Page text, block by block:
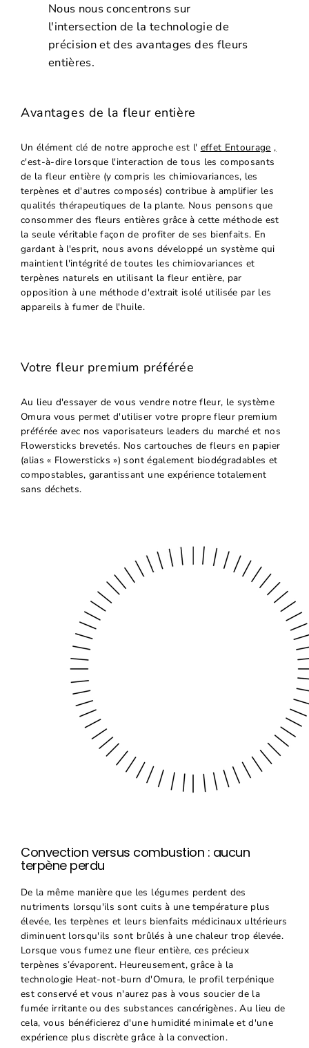
Nous nous concentrons sur
l'intersection de la technologie de
précision et des avantages des fleurs
entières.
Avantages de la fleur entière
Un élément clé de notre approche est l' effet Entourage ,
c'est-à-dire lorsque l'interaction de tous les composants
de la fleur entière (y compris les chimiovariances, les
terpènes et d'autres composés) contribue à amplifier les
qualités thérapeutiques de la plante. Nous pensons que
consommer des fleurs entières grâce à cette méthode est
la seule véritable façon de profiter de ses bienfaits. En
gardant à l'esprit, nous avons développé un système qui
maintient l'intégrité de toutes les chimiovariances et
terpènes naturels en utilisant la fleur entière, par
opposition à une méthode d'extrait isolé utilisée par les
appareils à fumer de l'huile.
Votre fleur premium préférée
Au lieu d'essayer de vous vendre notre fleur, le système
Omura vous permet d'utiliser votre propre fleur premium
préférée avec nos vaporisateurs leaders du marché et nos
Flowersticks brevetés. Nos cartouches de fleurs en papier
(alias « Flowersticks ») sont également biodégradables et
compostables, garantissant une expérience totalement
sans déchets.
Convection versus combustion : aucun
terpène perdu
De la même manière que les légumes perdent des
nutriments lorsqu'ils sont cuits à une température plus
élevée, les terpènes et leurs bienfaits médicinaux ultérieurs
diminuent lorsqu'ils sont brûlés à une chaleur trop élevée.
Lorsque vous fumez une fleur entière, ces précieux
terpènes s’évaporent. Heureusement, grâce à la
technologie Heat-not-burn d'Omura, le profil terpénique
est conservé et vous n'aurez pas à vous soucier de la
fumée irritante ou des substances cancérigènes. Au lieu de
cela, vous bénéficierez d'une humidité minimale et d'une
expérience plus discrète grâce à la convection.